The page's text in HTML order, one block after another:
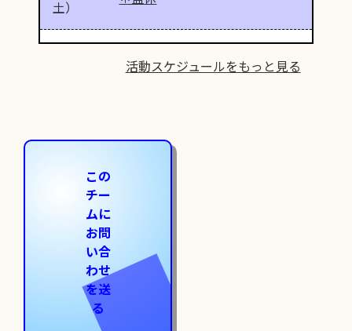
土）
活動スケジュールをもっと見る
この
チー
ムに
お問
い合
わせ
を送
る